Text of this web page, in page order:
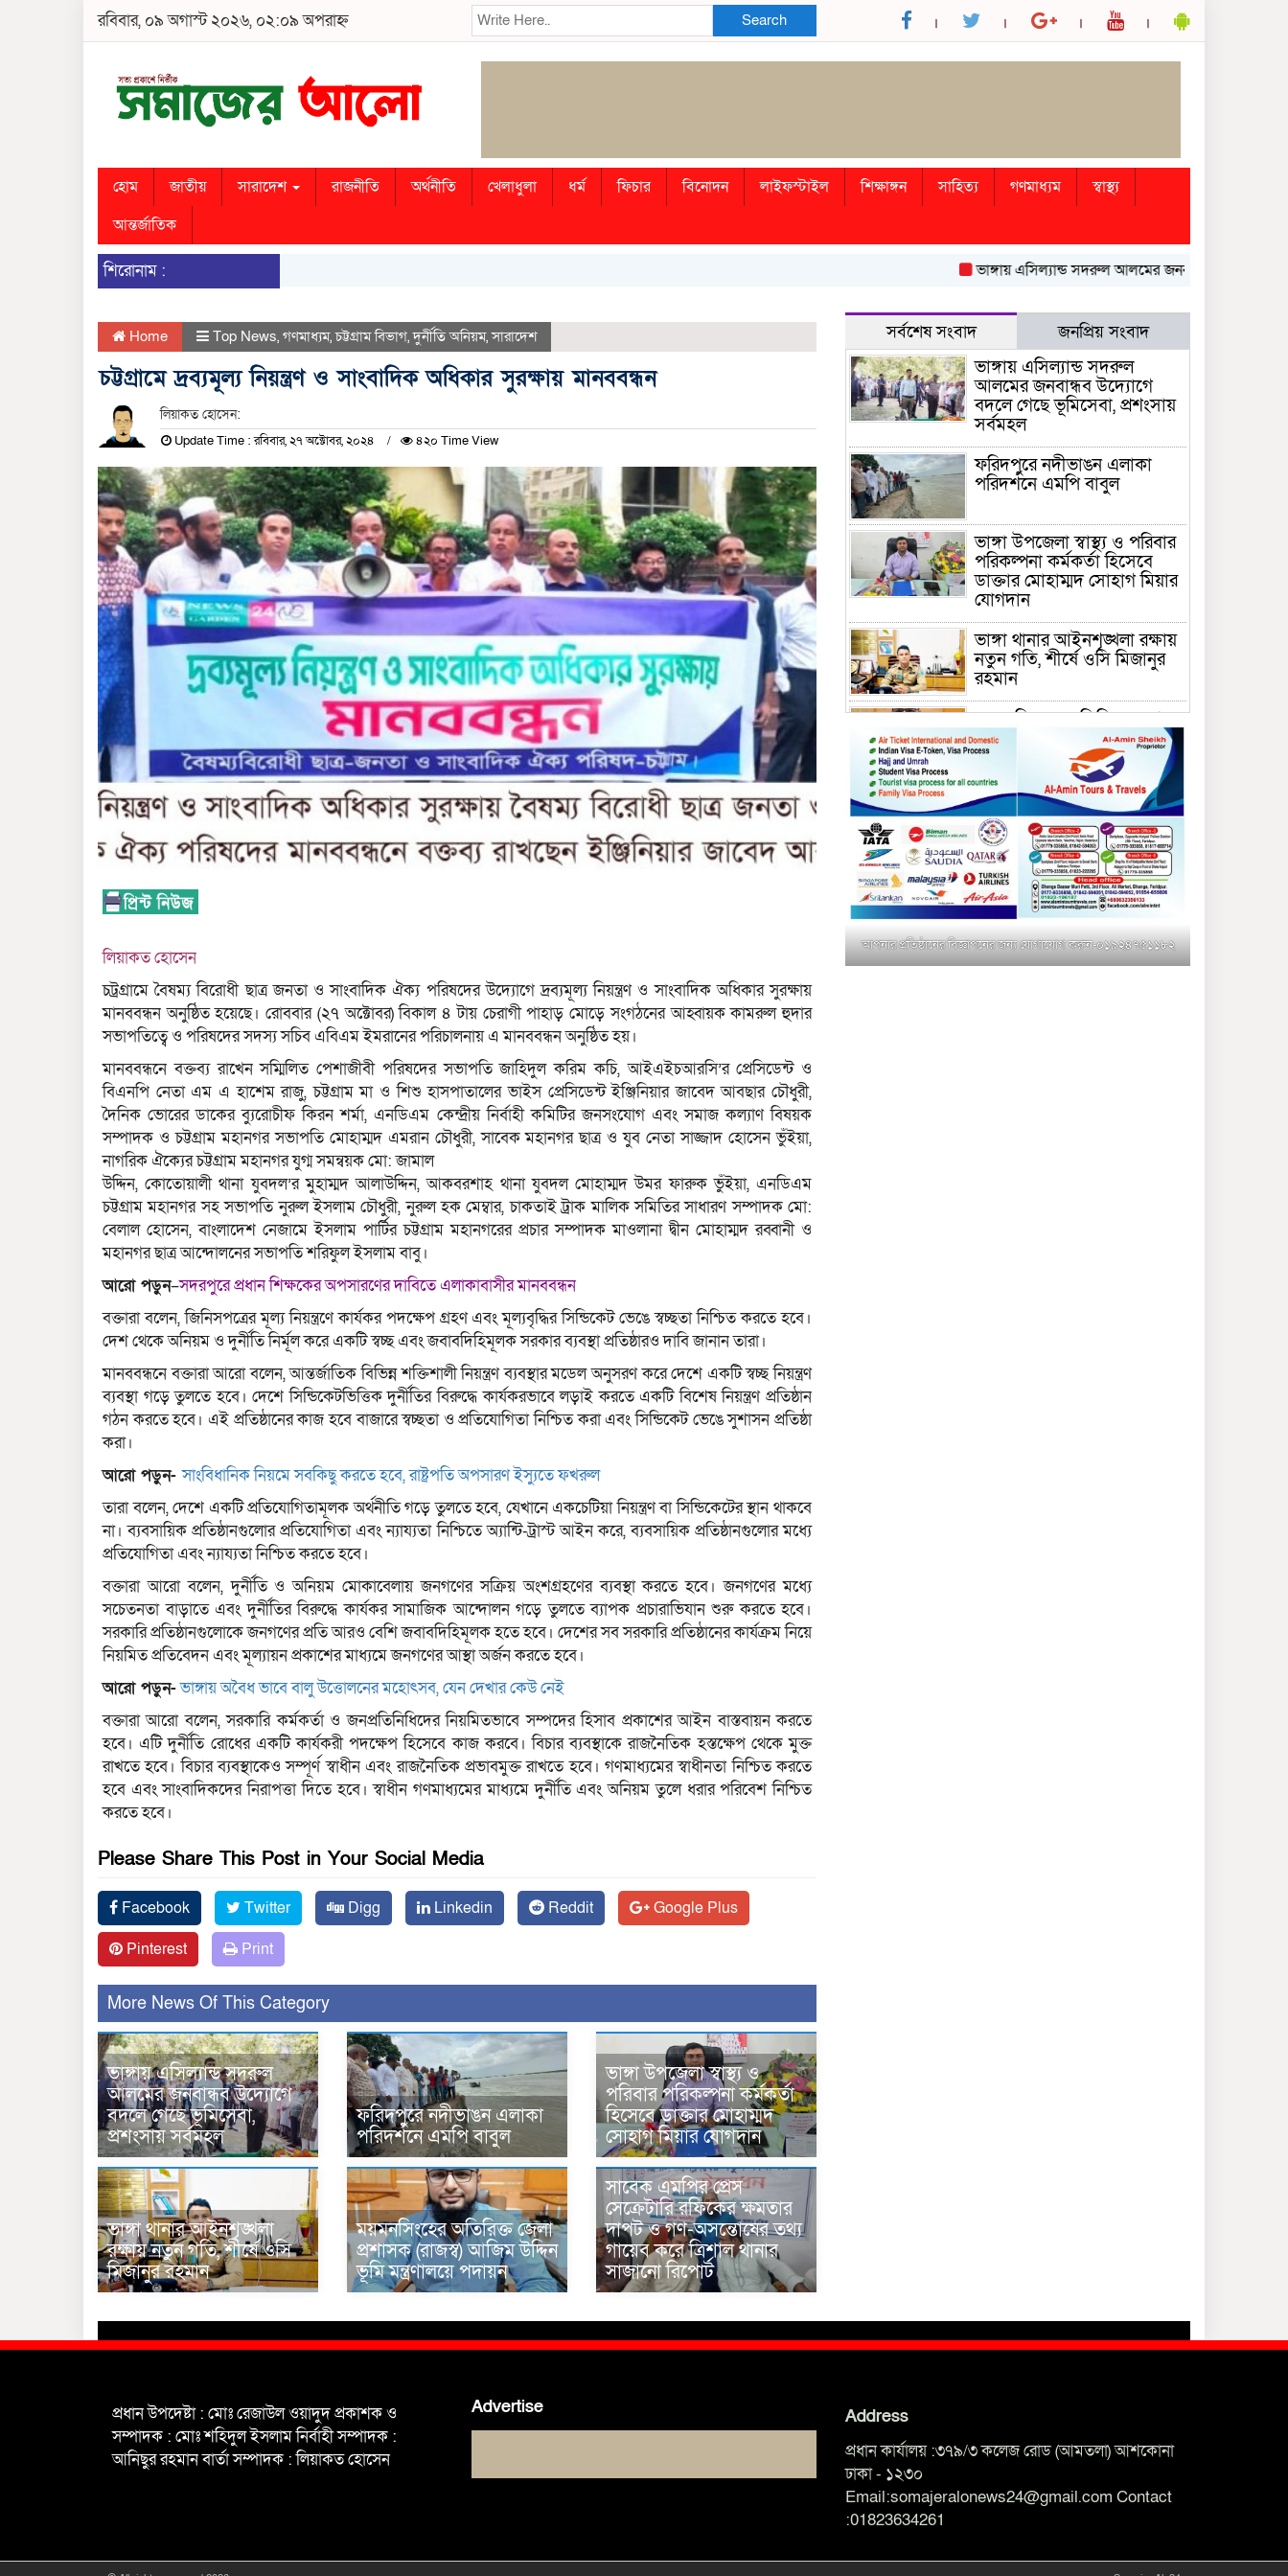
রবিবার, ০৯ অগাস্ট ২০২৬, ০২:০৯ অপরাহ্ন Search
হোম জাতীয় সারাদেশ রাজনীতি অর্থনীতি খেলাধুলা ধর্ম ফিচার বিনোদন লাইফস্টাইল শিক্ষাঙ্গন সাহিত্য গণমাধ্যম
স্বাস্থ্য
আন্তর্জাতিক
শিরোনাম : ভাঙ্গায় এসিল্যান্ড সদরুল আলমের জনবান্ধব উদ্যোগে বদলে
Home Top News, গণমাধ্যম,চট্টগ্রাম বিভাগ,দুর্নীতি অনিয়ম,সারাদেশ
চট্টগ্রামে দ্রব্যমূল্য নিয়ন্ত্রণ ও সাংবাদিক অধিকার সুরক্ষায় মানববন্ধন
লিয়াকত হোসেন:
Update Time : রবিবার, ২৭ অক্টোবর, ২০২৪ ৪২০ Time View
লিয়াকত হোসেন
চট্রগ্রামে বৈষম্য বিরোধী ছাত্র জনতা ও সাংবাদিক ঐক্য পরিষদের উদ্যোগে দ্রব্যমূল্য নিয়ন্ত্রণ ও সাংবাদিক অধিকার সুরক্ষায়
মানববন্ধন অনুষ্ঠিত হয়েছে। রোববার (২৭ অক্টোবর) বিকাল ৪ টায় চেরাগী পাহাড় মোড়ে সংগঠনের আহ্বায়ক কামরুল হুদার
সভাপতিত্বে ও পরিষদের সদস্য সচিব এবিএম ইমরানের পরিচালনায় এ মানববন্ধন অনুষ্ঠিত হয়।
মানববন্ধনে বক্তব্য রাখেন সম্মিলিত পেশাজীবী পরিষদের সভাপতি জাহিদুল করিম কচি, আইএইচআরসি’র প্রেসিডেন্ট ও
বিএনপি নেতা এম এ হাশেম রাজু, চট্টগ্রাম মা ও শিশু হাসপাতালের ভাইস প্রেসিডেন্ট ইঞ্জিনিয়ার জাবেদ আবছার চৌধুরী,
দৈনিক ভোরের ডাকের ব্যুরোচীফ কিরন শর্মা, এনডিএম কেন্দ্রীয় নির্বাহী কমিটির জনসংযোগ এবং সমাজ কল্যাণ বিষয়ক
সম্পাদক ও চট্টগ্রাম মহানগর সভাপতি মোহাম্মদ এমরান চৌধুরী, সাবেক মহানগর ছাত্র ও যুব নেতা সাজ্জাদ হোসেন ভুঁইয়া,
নাগরিক ঐক্যের চট্টগ্রাম মহানগর যুগ্ম সমন্বয়ক মো: জামাল
উদ্দিন, কোতোয়ালী থানা যুবদল’র মুহাম্মদ আলাউদ্দিন, আকবরশাহ থানা যুবদল মোহাম্মদ উমর ফারুক ভুঁইয়া, এনডিএম
চট্টগ্রাম মহানগর সহ সভাপতি নুরুল ইসলাম চৌধুরী, নুরুল হক মেম্বার, চাকতাই ট্রাক মালিক সমিতির সাধারণ সম্পাদক মো:
বেলাল হোসেন, বাংলাদেশ নেজামে ইসলাম পার্টির চট্টগ্রাম মহানগরের প্রচার সম্পাদক মাওলানা দ্বীন মোহাম্মদ রব্বানী ও
মহানগর ছাত্র আন্দোলনের সভাপতি শরিফুল ইসলাম বাবু।
আরো পড়ুন–সদরপুরে প্রধান শিক্ষকের অপসারণের দাবিতে এলাকাবাসীর মানববন্ধন
বক্তারা বলেন, জিনিসপত্রের মূল্য নিয়ন্ত্রণে কার্যকর পদক্ষেপ গ্রহণ এবং মূল্যবৃদ্ধির সিন্ডিকেট ভেঙে স্বচ্ছতা নিশ্চিত করতে হবে।
দেশ থেকে অনিয়ম ও দুর্নীতি নির্মূল করে একটি স্বচ্ছ এবং জবাবদিহিমূলক সরকার ব্যবস্থা প্রতিষ্ঠারও দাবি জানান তারা।
মানববন্ধনে বক্তারা আরো বলেন, আন্তর্জাতিক বিভিন্ন শক্তিশালী নিয়ন্ত্রণ ব্যবস্থার মডেল অনুসরণ করে দেশে একটি স্বচ্ছ নিয়ন্ত্রণ
ব্যবস্থা গড়ে তুলতে হবে। দেশে সিন্ডিকেটভিত্তিক দুর্নীতির বিরুদ্ধে কার্যকরভাবে লড়াই করতে একটি বিশেষ নিয়ন্ত্রণ প্রতিষ্ঠান
গঠন করতে হবে। এই প্রতিষ্ঠানের কাজ হবে বাজারে স্বচ্ছতা ও প্রতিযোগিতা নিশ্চিত করা এবং সিন্ডিকেট ভেঙে সুশাসন প্রতিষ্ঠা
করা।
আরো পড়ুন-সাংবিধানিক নিয়মে সবকিছু করতে হবে, রাষ্ট্রপতি অপসারণ ইস্যুতে ফখরুল
তারা বলেন, দেশে একটি প্রতিযোগিতামূলক অর্থনীতি গড়ে তুলতে হবে, যেখানে একচেটিয়া নিয়ন্ত্রণ বা সিন্ডিকেটের স্থান থাকবে
না। ব্যবসায়িক প্রতিষ্ঠানগুলোর প্রতিযোগিতা এবং ন্যায্যতা নিশ্চিতে অ্যান্টি-ট্রাস্ট আইন করে, ব্যবসায়িক প্রতিষ্ঠানগুলোর মধ্যে
প্রতিযোগিতা এবং ন্যায্যতা নিশ্চিত করতে হবে।
বক্তারা আরো বলেন, দুর্নীতি ও অনিয়ম মোকাবেলায় জনগণের সক্রিয় অংশগ্রহণের ব্যবস্থা করতে হবে। জনগণের মধ্যে
সচেতনতা বাড়াতে এবং দুর্নীতির বিরুদ্ধে কার্যকর সামাজিক আন্দোলন গড়ে তুলতে ব্যাপক প্রচারাভিযান শুরু করতে হবে।
সরকারি প্রতিষ্ঠানগুলোকে জনগণের প্রতি আরও বেশি জবাবদিহিমূলক হতে হবে। দেশের সব সরকারি প্রতিষ্ঠানের কার্যক্রম নিয়ে
নিয়মিত প্রতিবেদন এবং মূল্যায়ন প্রকাশের মাধ্যমে জনগণের আস্থা অর্জন করতে হবে।
আরো পড়ুন-ভাঙ্গায় অবৈধ ভাবে বালু উত্তোলনের মহোৎসব, যেন দেখার কেউ নেই
বক্তারা আরো বলেন, সরকারি কর্মকর্তা ও জনপ্রতিনিধিদের নিয়মিতভাবে সম্পদের হিসাব প্রকাশের আইন বাস্তবায়ন করতে
হবে। এটি দুর্নীতি রোধের একটি কার্যকরী পদক্ষেপ হিসেবে কাজ করবে। বিচার ব্যবস্থাকে রাজনৈতিক হস্তক্ষেপ থেকে মুক্ত
রাখতে হবে। বিচার ব্যবস্থাকেও সম্পূর্ণ স্বাধীন এবং রাজনৈতিক প্রভাবমুক্ত রাখতে হবে। গণমাধ্যমের স্বাধীনতা নিশ্চিত করতে
হবে এবং সাংবাদিকদের নিরাপত্তা দিতে হবে। স্বাধীন গণমাধ্যমের মাধ্যমে দুর্নীতি এবং অনিয়ম তুলে ধরার পরিবেশ নিশ্চিত
করতে হবে।
Please Share This Post in Your Social Media
Facebook Twitter Digg Linkedin Reddit
Google Plus
Pinterest
Print
More News Of This Category
ভাঙ্গায় এসিল্যান্ড সদরুল
আলমের জনবান্ধব উদ্যোগে
বদলে গেছে ভূমিসেবা,
প্রশংসায় সর্বমহল
ফরিদপুরে নদীভাঙন এলাকা
পরিদর্শনে এমপি বাবুল
ভাঙ্গা উপজেলা স্বাস্থ্য ও
পরিবার পরিকল্পনা কর্মকর্তা
হিসেবে ডাক্তার মোহাম্মদ
সোহাগ মিয়ার যোগদান
ভাঙ্গা থানার আইনশৃঙ্খলা
রক্ষায় নতুন গতি, শীর্ষে ওসি
মিজানুর রহমান
ময়মনসিংহের অতিরিক্ত জেলা
প্রশাসক (রাজস্ব) আজিম উদ্দিন
ভূমি মন্ত্রণালয়ে পদায়ন
সাবেক এমপির প্রেস
সেক্রেটারি রফিকের ক্ষমতার
দাপট ও গণ-অসন্তোষের তথ্য
গায়েব করে ত্রিশাল থানার
সাজানো রিপোর্ট
সর্বশেষ সংবাদ জনপ্রিয় সংবাদ
ভাঙ্গায় এসিল্যান্ড সদরুল
আলমের জনবান্ধব উদ্যোগে
বদলে গেছে ভূমিসেবা, প্রশংসায়
সর্বমহল
ফরিদপুরে নদীভাঙন এলাকা
পরিদর্শনে এমপি বাবুল
ভাঙ্গা উপজেলা স্বাস্থ্য ও পরিবার
পরিকল্পনা কর্মকর্তা হিসেবে
ডাক্তার মোহাম্মদ সোহাগ মিয়ার
যোগদান
ভাঙ্গা থানার আইনশৃঙ্খলা রক্ষায়
নতুন গতি, শীর্ষে ওসি মিজানুর
রহমান
ময়মনসিংহের অতিরিক্ত জেলা
প্রশাসক (রাজস্ব) আজিম উদ্দিন
ভূমি মন্ত্রণালয়ে পদায়ন
সাবেক এমপির প্রেস সেক্রেটারি
রফিকের ক্ষমতার দাপট ও গণ-
অসন্তোষের তথ্য গায়েব করে
ত্রিশাল থানার সাজানো রিপোর্ট
মুক্তাগাছায় জুলাই শহীদ
সামিদের কবর জিয়ারত ও পৌর
কমিটির কার্যক্রম শুরু
শহিদুল ইসলাম বাবুলের হাত
আপনার প্রতিষ্ঠানের বিজ্ঞাপনের জন্য যোগাযোগ করুন-০১৯২৪৭৫১১৮২
প্রধান উপদেষ্টা : মোঃ রেজাউল ওয়াদুদ প্রকাশক ও
সম্পাদক : মোঃ শহিদুল ইসলাম নির্বাহী সম্পাদক :
আনিছুর রহমান বার্তা সম্পাদক : লিয়াকত হোসেন
Advertise
Address
প্রধান কার্যালয় :৩৭৯/৩ কলেজ রোড (আমতলা) আশকোনা
ঢাকা - ১২৩০
Email:somajeralonews24@gmail.com Contact
:01823634261